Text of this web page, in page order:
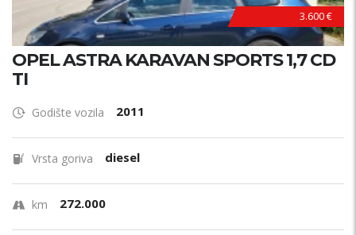
3.600 €
OPEL ASTRA KARAVAN SPORTS 1,7 CD
TI
Godište vozila 2011
Vrsta goriva diesel
km 272.000